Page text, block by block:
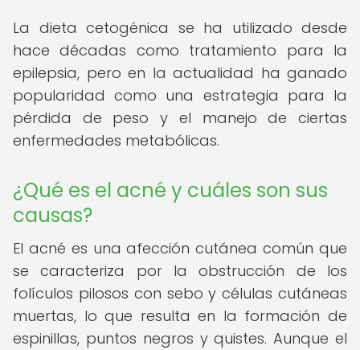
La dieta cetogénica se ha utilizado desde
hace décadas como tratamiento para la
epilepsia, pero en la actualidad ha ganado
popularidad como una estrategia para la
pérdida de peso y el manejo de ciertas
enfermedades metabólicas.
¿Qué es el acné y cuáles son sus
causas?
El acné es una afección cutánea común que
se caracteriza por la obstrucción de los
folículos pilosos con sebo y células cutáneas
muertas, lo que resulta en la formación de
espinillas, puntos negros y quistes. Aunque el